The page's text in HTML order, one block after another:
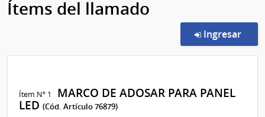
Ítems del llamado
Ingresar
Ítem Nº 1
MARCO DE ADOSAR PARA PANEL
LED(Cód. Artículo 76879)